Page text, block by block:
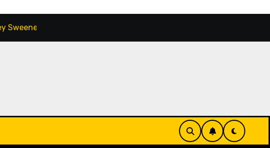
Popularitas Aktor 2026 Makin Bersinar